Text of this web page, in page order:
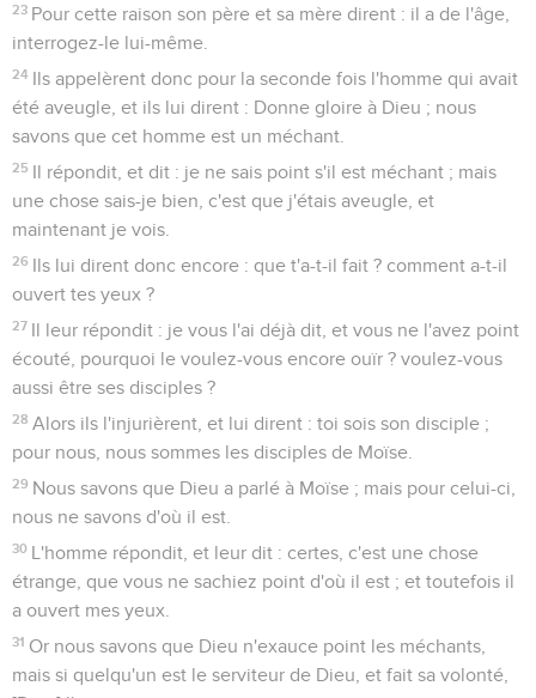
23 Pour cette raison son père et sa mère dirent : il a de l'âge,
interrogez-le lui-même.
24 Ils appelèrent donc pour la seconde fois l'homme qui avait
été aveugle, et ils lui dirent : Donne gloire à Dieu ; nous
savons que cet homme est un méchant.
25 Il répondit, et dit : je ne sais point s'il est méchant ; mais
une chose sais-je bien, c'est que j'étais aveugle, et
maintenant je vois.
26 Ils lui dirent donc encore : que t'a-t-il fait ? comment a-t-il
ouvert tes yeux ?
27 Il leur répondit : je vous l'ai déjà dit, et vous ne l'avez point
écouté, pourquoi le voulez-vous encore ouïr ? voulez-vous
aussi être ses disciples ?
28 Alors ils l'injurièrent, et lui dirent : toi sois son disciple ;
pour nous, nous sommes les disciples de Moïse.
29 Nous savons que Dieu a parlé à Moïse ; mais pour celui-ci,
nous ne savons d'où il est.
30 L'homme répondit, et leur dit : certes, c'est une chose
étrange, que vous ne sachiez point d'où il est ; et toutefois il
a ouvert mes yeux.
31 Or nous savons que Dieu n'exauce point les méchants,
mais si quelqu'un est le serviteur de Dieu, et fait sa volonté,